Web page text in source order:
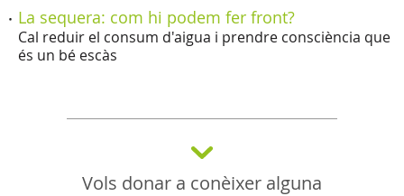
La sequera: com hi podem fer front?
Cal reduir el consum d'aigua i prendre consciència que
és un bé escàs
Vols donar a conèixer alguna